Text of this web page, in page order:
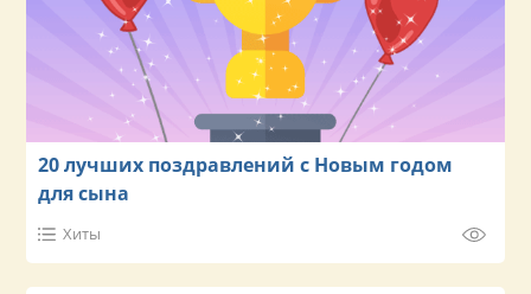
20 лучших поздравлений с Новым годом
для сына
Хиты